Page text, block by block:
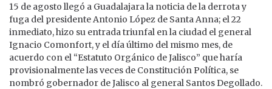
15 de agosto llegó a Guadalajara la noticia de la derrota y
fuga del presidente Antonio López de Santa Anna; el 22
inmediato, hizo su entrada triunfal en la ciudad el general
Ignacio Comonfort, y el día último del mismo mes, de
acuerdo con el “Estatuto Orgánico de Jalisco” que haría
provisionalmente las veces de Constitución Política, se
nombró gobernador de Jalisco al general Santos Degollado.